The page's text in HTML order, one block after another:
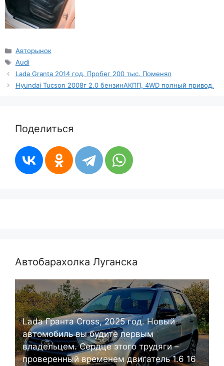
Рубрики
Авторынок
Метки
Audi
Lada Granta 2014 год. Пробег 200 тыс. Поменял
Hyundai Tucson 2008г 2.0 бензинАКПП, 4WD полный привод.
Поделиться
Автобарахолка Луганска
Lada Гранта Cross, 2025 год. Новый
автомобиль вы будите первым
владельцем. Сердце этого трудяги –
проверенный временем двигатель 1.6 16